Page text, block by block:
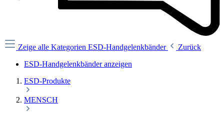
Zeige alle Kategorien ESD-Handgelenkbänder
Zurück
ESD-Handgelenkbänder anzeigen
ESD-Produkte
MENSCH